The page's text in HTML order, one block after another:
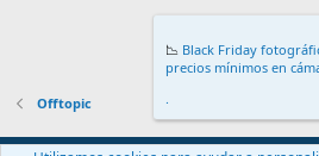
Offtopic
📉 Black Friday
precios mínimos en
.